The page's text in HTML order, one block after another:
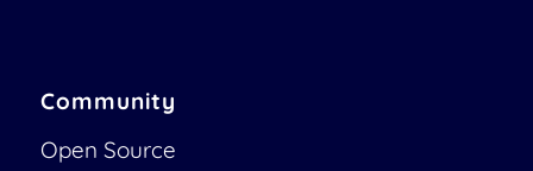
Community
Open Source